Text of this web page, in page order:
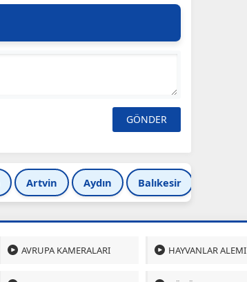
Artvin Aydın Balıkesir
AVRUPA KAMERALARI HAYVANLAR ALEMI